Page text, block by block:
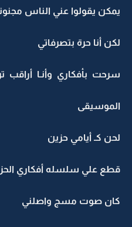
يمكن يقولوا عني الناس
لكن أنا حرة بتصرفاتي
سرحت بأفكاري وأنـا
الموسيقى
لحن كـ أيامي حزين
قطع علي سلسله أفكاري
كان صوت مسج واصلني